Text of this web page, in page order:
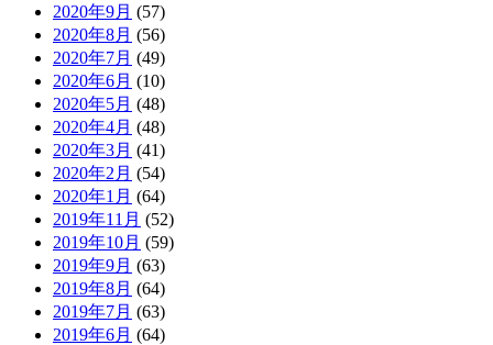
2020年9月 (57)
2020年8月 (56)
2020年7月 (49)
2020年6月 (10)
2020年5月 (48)
2020年4月 (48)
2020年3月 (41)
2020年2月 (54)
2020年1月 (64)
2019年11月 (52)
2019年10月 (59)
2019年9月 (63)
2019年8月 (64)
2019年7月 (63)
2019年6月 (64)